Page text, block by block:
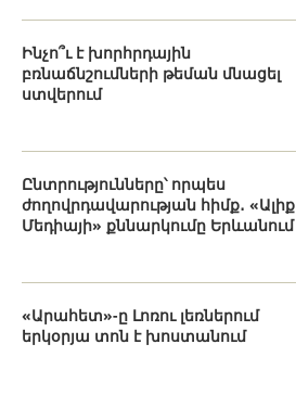
Ինչո՞ւ է խորհրդային
բռնաճնշումների թեման մնացել
ստվերում
Ընտրությունները՝ որպես
ժողովրդավարության հիմք․ «Ալիք
Մեդիայի» քննարկումը Երևանում
«Արահետ»-ը Լոռու լեռներում
երկօրյա տոն է խոստանում